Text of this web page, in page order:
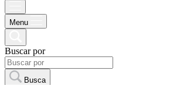
Menu
Buscar por
Busca